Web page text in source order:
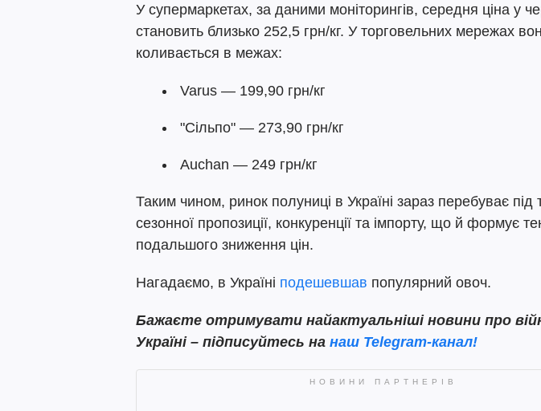
У супермаркетах, за даними моніторингів, середня ціна у
становить близько 252,5 грн/кг. У торговельних мережах
коливається в межах:
Varus — 199,90 грн/кг
"Сільпо" — 273,90 грн/кг
Auchan — 249 грн/кг
Таким чином, ринок полуниці в Україні зараз перебуває під
сезонної пропозиції, конкуренції та імпорту, що й формує
подальшого зниження цін.
Нагадаємо, в Україні подешевшав популярний овоч.
Бажаєте отримувати найактуальніші новини про
Україні – підписуйтесь на наш Telegram-канал!